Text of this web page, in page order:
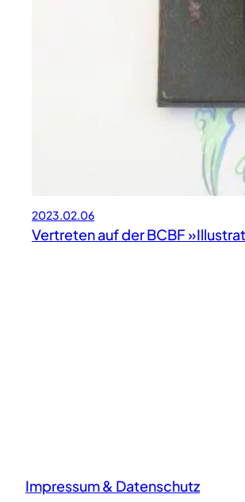
2023.02.06
Vertreten auf der BCBF
Impressum & Datenschutz